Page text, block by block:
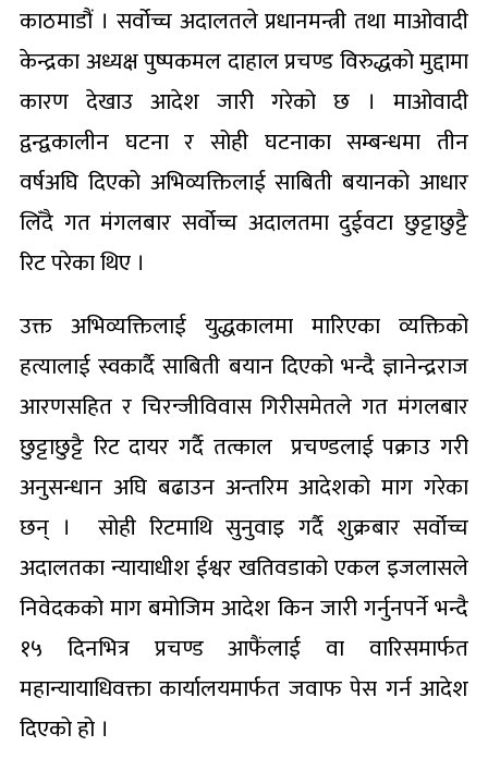
काठमाडौं । सर्वोच्च अदालतले प्रधानमन्त्री तथा माओवादी
केन्द्रका अध्यक्ष पुष्पकमल दाहाल प्रचण्ड विरुद्धको मुद्दामा
कारण देखाउ आदेश जारी गरेको छ । माओवादी
द्वन्द्वकालीन घटना र सोही घटनाका सम्बन्धमा तीन
वर्षअघि दिएको अभिव्यक्तिलाई साबिती बयानको आधार
लिँदै गत मंगलबार सर्वोच्च अदालतमा दुईवटा छुट्टाछुट्टै
रिट परेका थिए ।
उक्त अभिव्यक्तिलाई युद्धकालमा मारिएका व्यक्तिको
हत्यालाई स्वकार्दै साबिती बयान दिएको भन्दै ज्ञानेन्द्रराज
आरणसहित र चिरन्जीविवास गिरीसमेतले गत मंगलबार
छुट्टाछुट्टै रिट दायर गर्दै तत्काल प्रचण्डलाई पक्राउ गरी
अनुसन्धान अघि बढाउन अन्तरिम आदेशको माग गरेका
छन् । सोही रिटमाथि सुनुवाइ गर्दै शुक्रबार सर्वोच्च
अदालतका न्यायाधीश ईश्वर खतिवडाको एकल इजलासले
निवेदकको माग बमोजिम आदेश किन जारी गर्नुनपर्ने भन्दै
१५ दिनभित्र प्रचण्ड आफैंलाई वा वारिसमार्फत
महान्यायाधिवक्ता कार्यालयमार्फत जवाफ पेस गर्न आदेश
दिएको हो ।